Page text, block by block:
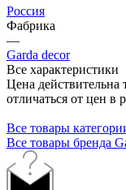
Россия
Фабрика
—
Garda decor
Все характеристики
Цена действительна
отличаться от цен в
Все товары
Все товары бренда